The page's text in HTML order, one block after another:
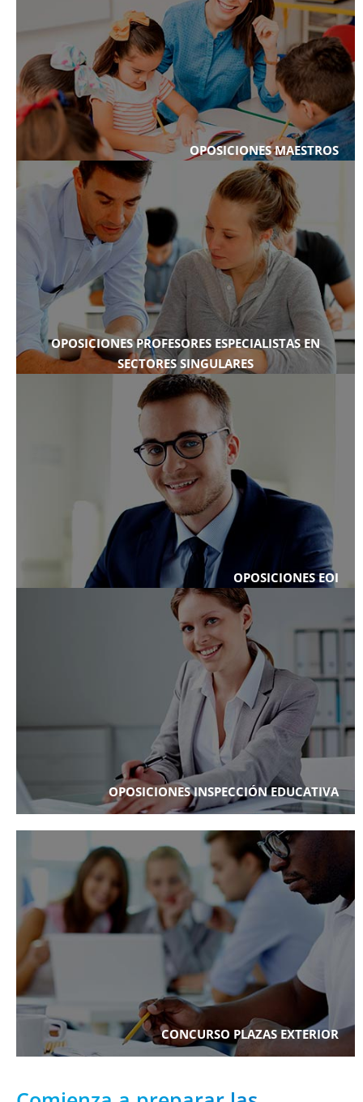
OPOSICIONES MAESTROS
OPOSICIONES PROFESORES ESPECIALISTAS EN
SECTORES SINGULARES
OPOSICIONES EOI
OPOSICIONES INSPECCIÓN EDUCATIVA
CONCURSO PLAZAS EXTERIOR